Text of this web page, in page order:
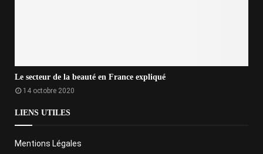
Le secteur de la beauté en France expliqué
14 octobre 2020
LIENS UTILES
Mentions Légales